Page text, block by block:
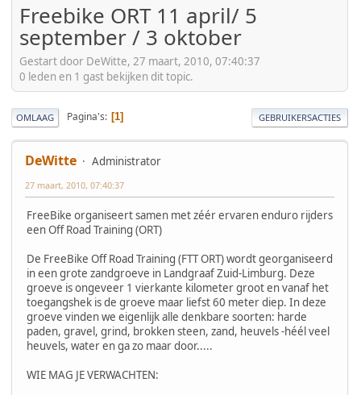
Freebike ORT 11 april/ 5
september / 3 oktober
Gestart door DeWitte, 27 maart, 2010, 07:40:37
0 leden en 1 gast bekijken dit topic.
OMLAAG Pagina's 1 GEBRUIKERSACTIES
DeWitte Administrator
27 maart, 2010, 07:40:37
FreeBike organiseert samen met zéér ervaren enduro rijders
een Off Road Training (ORT)
De FreeBike Off Road Training (FTT ORT) wordt georganiseerd
in een grote zandgroeve in Landgraaf Zuid-Limburg. Deze
groeve is ongeveer 1 vierkante kilometer groot en vanaf het
toegangshek is de groeve maar liefst 60 meter diep. In deze
groeve vinden we eigenlijk alle denkbare soorten: harde
paden, gravel, grind, brokken steen, zand, heuvels -héél veel
heuvels, water en ga zo maar door.....
WIE MAG JE VERWACHTEN: